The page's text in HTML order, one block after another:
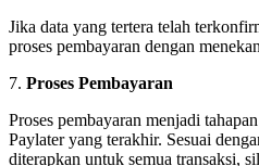
Jika data yang tertera telah
proses pembayaran dengan
7. Proses Pembayaran
Proses pembayaran menjadi
Paylater yang terakhir. Sesuai
diterapkan untuk semua transaksi,